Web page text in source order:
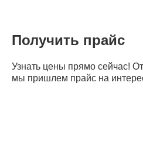
Получить прайс
Узнать цены прямо сейчас!
мы пришлем прайс на